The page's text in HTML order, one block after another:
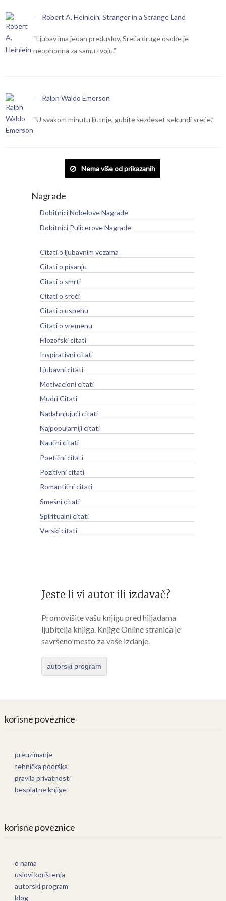
― Robert A. Heinlein, Stranger in a Strange Land
“Ljubav ima jedan preduslov. Sreća druge osobe je
neophodna za samu tvoju.”
― Ralph Waldo Emerson
“U svakom minutu ljutnje, gubite šezdeset sekundi sreće.”
Nema više od prikazanih
Nagrade
Dobitnici Nobelove Nagrade
Dobitnici Pulicerove Nagrade
Citati o ljubavnim vezama
Citati o pisanju
Citati o smrti
Citati o sreći
Citati o uspehu
Citati o vremenu
Filozofski citati
Inspirativni citati
Ljubavni citati
Motivacioni citati
Mudri Citati
Nadahnjujući citati
Najpopularniji citati
Naučni citati
Poetični citati
Pozitivni citati
Romantični citati
Smešni citati
Spiritualni citati
Verski citati
Jeste li vi autor ili izdavač?
Promovišite vašu knjigu pred hiljadama
ljubitelja knjiga. Knjige Online stranica je
savršeno mesto za vaše izdanje.
autorski program
korisne poveznice
preuzimanje
tehnička podrška
pravila privatnosti
besplatne knjige
korisne poveznice
o nama
uslovi korištenja
autorski program
blog